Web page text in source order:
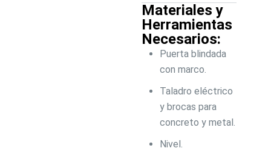
Materiales y
Herramientas
Necesarios:
Puerta blindada
con marco.
Taladro eléctrico
y brocas para
concreto y metal.
Nivel.